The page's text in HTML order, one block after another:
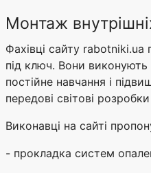
Монтаж
Фахівці сайту
під ключ. Вони виконують
постійне навчання і
передові світові
Виконавці на сайті
- прокладка систем